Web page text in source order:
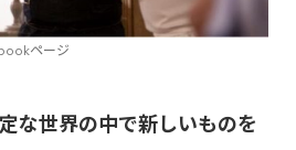
ページ
な世界の中で新しいものを